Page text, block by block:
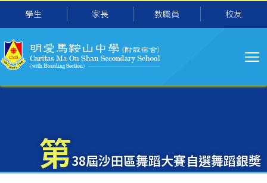
移至主內容
學生 家長 教職員 校友
导
航
第38屆沙田區舞蹈大賽自選舞蹈銀奬